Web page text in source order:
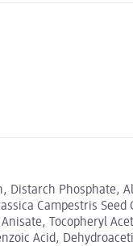
Distarch Phosphate,
Campestris Seed
Tocopheryl
Acid,